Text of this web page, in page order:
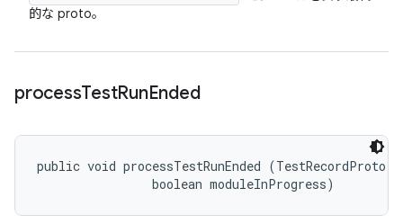
的な proto。
processTestRunEnded
public void processTestRunEnded
                boolean moduleInProgress)